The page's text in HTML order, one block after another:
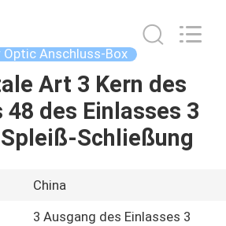
Optic Anschluss-Box
Art 3 Kern des
48 des Einlasses 3
Schließung
China
3 Ausgang des Einlasses 3